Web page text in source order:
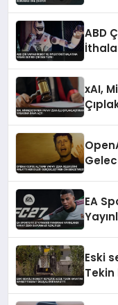
ABD
xAI,
EA
Eski
Tekin